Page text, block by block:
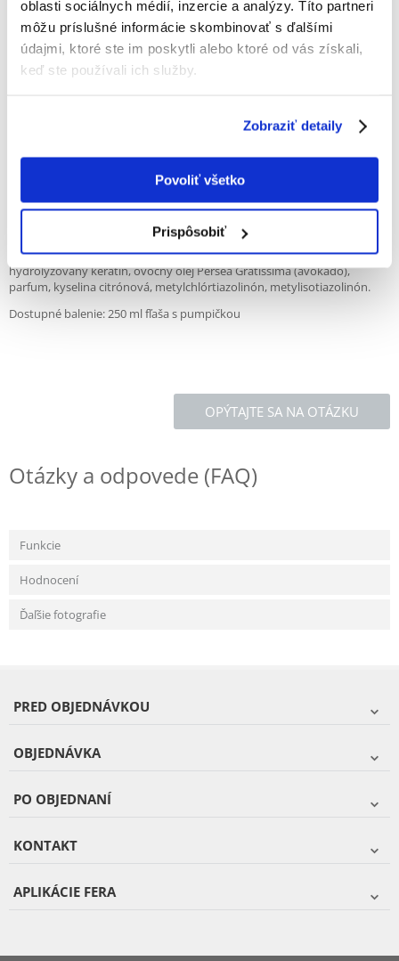
oblasti sociálnych médií, inzercie a analýzy. Títo partneri
môžu príslušné informácie skombinovať s ďalšími
údajmi, ktoré ste im poskytli alebo ktoré od vás získali,
keď ste používali ich služby.
Zobraziť detaily
Povoliť všetko
Prispôsobiť
Popis
LONG HAIR RENEWER Posilňujúci kondicionér pre psy s dlhou a
polodlhou srsťou. Obsahuje proteíny z kašmírovej vlny, ktoré obnovujú
rozčesateľná. Po aplikácii má srsť zdravý a lesklý vzhľad. Kondicionér je
možné používať aj na psy s citlivou pokožkou. Na dosiahnutie najlepších
výsledkov použite pred použitím kondicionéru šampón OVER ZOO na
srsť a jemne vmasírujte. Nechajte pôsobiť približne jednu minútu a
potom dôkladne opláchnite vodou.
Ingredients: Voda, cetylalkohol a stearalkóniumchlorid a PEG-20 stearát,
hydrolyzovaný keratín, ovocný olej Persea Gratissima (avokádo),
parfum, kyselina citrónová, metylchlórtiazolinón, metylisotiazolinón.
Dostupné balenie: 250 ml fľaša s pumpičkou
OPÝTAJTE SA NA OTÁZKU
Otázky a odpovede (FAQ)
Funkcie
Hodnocení
Ďaľšie fotografie
PRED OBJEDNÁVKOU
OBJEDNÁVKA
PO OBJEDNANÍ
KONTAKT
APLIKÁCIE FERA